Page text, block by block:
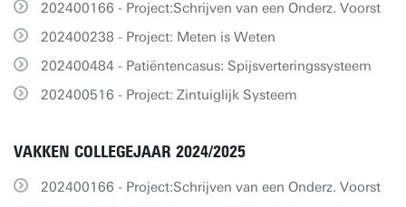
202400166 - Project:Schrijven van een Onderz. Voorst
202400238 - Project: Meten is Weten
202400484 - Patiëntencasus: Spijsverteringssysteem
202400516 - Project: Zintuiglijk Systeem
VAKKEN COLLEGEJAAR 2024/2025
202400166 - Project:Schrijven van een Onderz. Voorst